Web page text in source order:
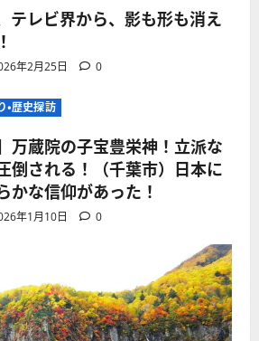
テレビ界から、影も形も消え
年2月25日 0
歴史探訪
万蔵院の子宝豊栄神！立派な
倒される！（千葉市）日本に
かな信仰があった！
年1月10日 0